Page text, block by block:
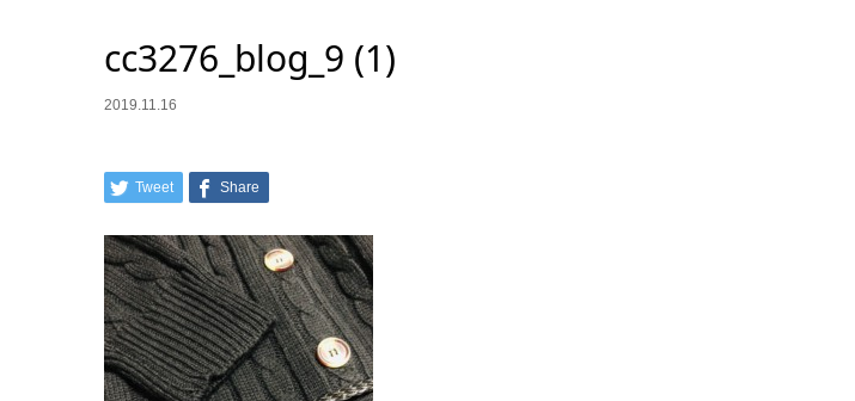
cc3276_blog_9 (1)
2019.11.16
Tweet Share